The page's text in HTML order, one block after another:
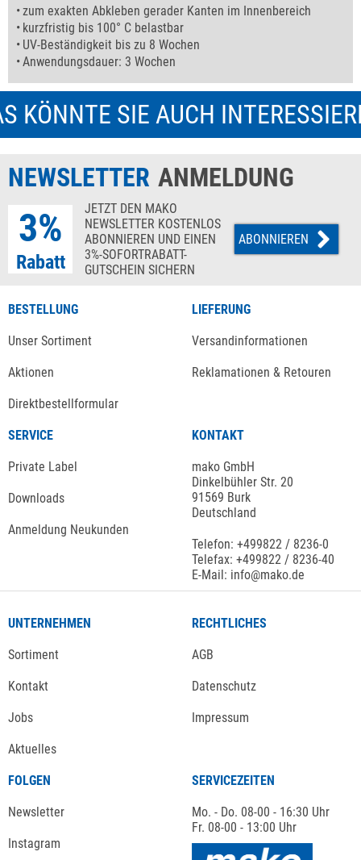
zum exakten Abkleben gerader Kanten im Innenbereich
kurzfristig bis 100° C belastbar
UV-Beständigkeit bis zu 8 Wochen
Anwendungsdauer: 3 Wochen
KÖNNTE SIE AUCH
NEWSLETTER ANMELDUNG
3%
Rabatt
JETZT DEN MAKO
NEWSLETTER KOSTENLOS
ABONNIEREN UND EINEN
3%-SOFORTRABATT-
GUTSCHEIN SICHERN
ABONNIEREN
BESTELLUNG
Unser Sortiment
Aktionen
Direktbestellformular
LIEFERUNG
Versandinformationen
Reklamationen & Retouren
SERVICE
Private Label
Downloads
Anmeldung Neukunden
KONTAKT
mako GmbH
Dinkelbühler Str. 20
91569 Burk
Deutschland
Telefon: +499822 / 8236-0
Telefax: +499822 / 8236-40
E-Mail: info@mako.de
UNTERNEHMEN
Sortiment
Kontakt
Jobs
Aktuelles
RECHTLICHES
AGB
Datenschutz
Impressum
FOLGEN
Newsletter
Instagram
SERVICEZEITEN
Mo. - Do. 08-00 - 16:30 Uhr
Fr. 08-00 - 13:00 Uhr